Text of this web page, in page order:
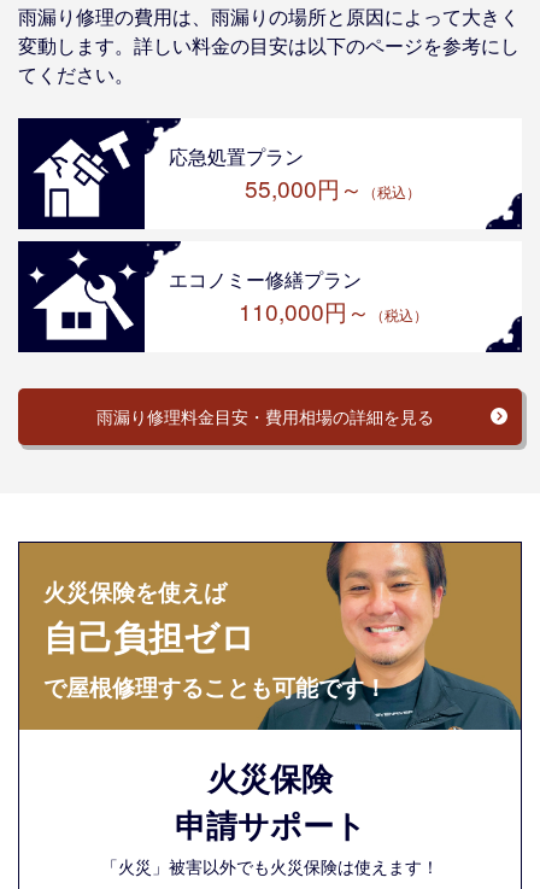
雨漏り修理の費用は、雨漏りの場所と原因によって大きく
変動します。詳しい料金の目安は以下のページを参考にし
てください。
応急処置プラン
55,000円～ （税込）
エコノミー修繕プラン
110,000円～ （税込）
雨漏り修理料金目安・費用相場の詳細を見る
火災保険を使えば
自己負担ゼロ
で屋根修理することも可能です！
火災保険
申請サポート
「火災」被害以外でも火災保険は使えます！